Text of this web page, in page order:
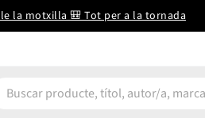
la motxilla 🎒 Tot per a la tornada